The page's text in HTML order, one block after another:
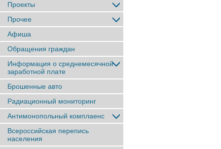
Проекты
Прочее
Афиша
Обращения граждан
Информация о среднемесячной
заработной плате
Брошенные авто
Радиационный мониторинг
Антимонопольный комплаенс
Всероссийская перепись
населения